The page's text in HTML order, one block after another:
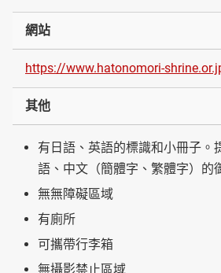
網站
https://www.hatonomori-
其他
有日語、英語的標識和小冊子。
語、中文（簡體字、繁體字）的
無無障礙區域
有廁所
可攜帶行李箱
無攝影禁止區域